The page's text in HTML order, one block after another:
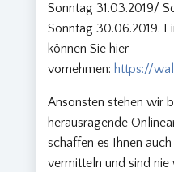
Sonntag 31.03.2019/
Sonntag 30.06.2019.
können Sie hier
vornehmen: https://
Ansonsten stehen wir
herausragende
schaffen es Ihnen
vermitteln und sind